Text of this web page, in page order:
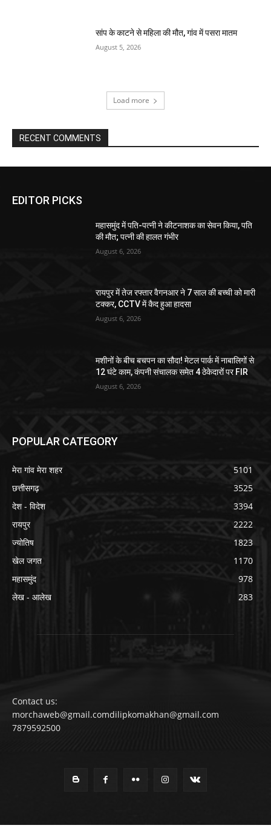
सांप के काटने से महिला की मौत, गांव में पसरा मातम
August 5, 2026
Load more
RECENT COMMENTS
EDITOR PICKS
महासमुंद में पति-पत्नी ने कीटनाशक का सेवन किया, पति
की मौत; पत्नी की हालत गंभीर
August 6, 2026
रायपुर में तेज रफ्तार वैगनआर ने 7 साल की बच्ची को मारी
टक्कर, CCTV में कैद हुआ हादसा
August 6, 2026
मशीनों के बीच बचपन का सौदा! मेटल पार्क में नाबालिगों से
12 घंटे काम, कंपनी संचालक समेत 4 ठेकेदारों पर FIR
August 6, 2026
POPULAR CATEGORY
मेरा गांव मेरा शहर
5101
छत्तीसगढ़
3525
देश - विदेश
3394
रायपुर
2222
ज्योतिष
1823
खेल जगत
1170
महासमुंद
978
लेख - आलेख
283
Contact us:
morchaweb@gmail.comdilipkomakhan@gmail.com
7879592500